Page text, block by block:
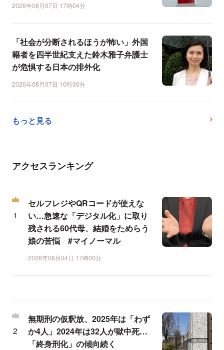
2026年08月07日 17時04分
「社会が分断されるほうが怖い」外国
籍者を四半世紀支えた鈴木雅子弁護士
が危惧する日本の排外化
2026年08月07日 10時30分
もっと見る
アクセスランキング
セルフレジやQRコードが使えな
い…急速な「デジタル化」に取り
残される60代母、結婚をためらう
娘の苦悩 #マイノーマル
2026年08月04日 17時00分
無期刑の仮釈放、2025年は「わず
か4人」2024年は32人が獄中死…
「終身刑化」の傾向続く